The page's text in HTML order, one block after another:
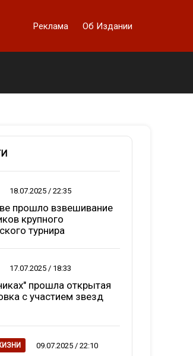
Реклама Об Издании
18.07.2025 / 22:35
прошло взвешивание
крупного
турнира
17.07.2025 / 18:33
прошла открытая
с участием звезд
09.07.2025 / 22:10